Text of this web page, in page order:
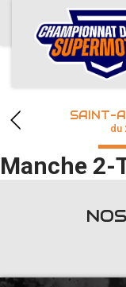
ACCUEIL
ACTUS
CALENDRIER
RÉSULTATS
SAINT-
du
Manche 2-